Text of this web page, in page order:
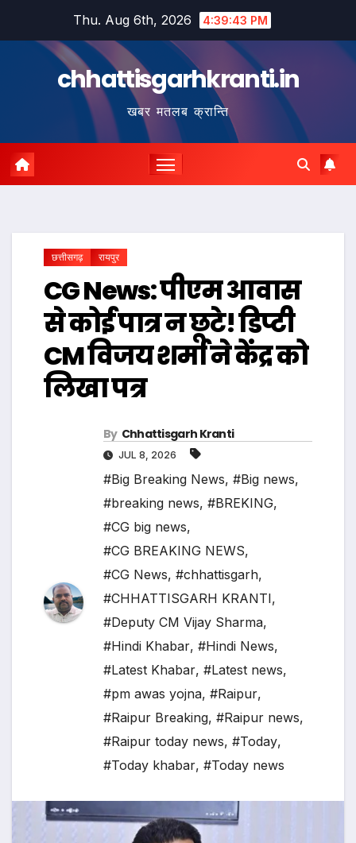
Thu. Aug 6th, 2026 4:39:44 PM
chhattisgarhkranti.in
खबर मतलब क्रान्ति
छत्तीसगढ़ रायपुर
CG News: पीएम आवास
से कोई पात्र न छूटे! डिप्टी
CM विजय शर्मा ने केंद्र को
लिखा पत्र
By Chhattisgarh Kranti
JUL 8, 2026
#Big Breaking News, #Big news,
#breaking news, #BREKING,
#CG big news,
#CG BREAKING NEWS,
#CG News, #chhattisgarh,
#CHHATTISGARH KRANTI,
#Deputy CM Vijay Sharma,
#Hindi Khabar, #Hindi News,
#Latest Khabar, #Latest news,
#pm awas yojna, #Raipur,
#Raipur Breaking, #Raipur news,
#Raipur today news, #Today,
#Today khabar, #Today news